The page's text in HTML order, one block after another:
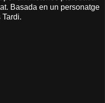
Basada en un personatge